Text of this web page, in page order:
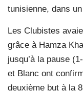
tunisienne, dans
Les Clubistes
grâce à Hamza
jusqu’à la pause
et Blanc ont
deuxième but à la